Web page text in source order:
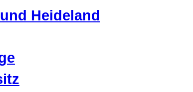
Heideland